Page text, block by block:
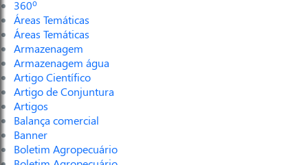
360º
Áreas Temáticas
Áreas Temáticas
Armazenagem
Armazenagem água
Artigo Científico
Artigo de Conjuntura
Artigos
Balança comercial
Banner
Boletim Agropecuário